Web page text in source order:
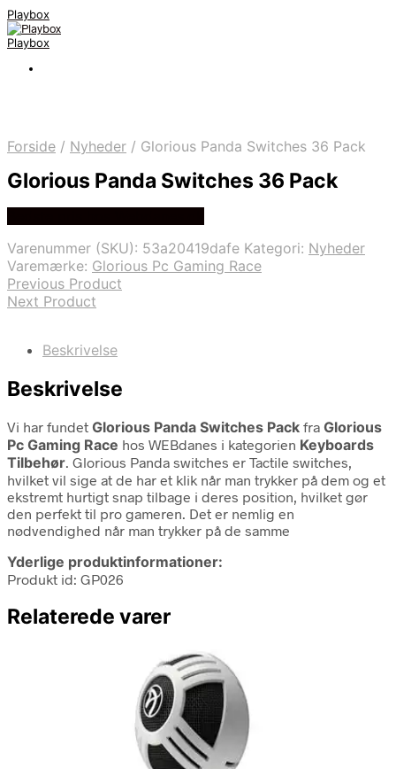
Playbox
Playbox
Forside / Nyheder / Glorious Panda Switches 36 Pack
Glorious Panda Switches 36 Pack
Varenummer (SKU): 53a20419dafe Kategori: Nyheder
Varemærke: Glorious Pc Gaming Race
Previous Product
Next Product
Beskrivelse
Beskrivelse
Vi har fundet Glorious Panda Switches Pack fra Glorious
Pc Gaming Race hos WEBdanes i kategorien Keyboards
Tilbehør. Glorious Panda switches er Tactile switches,
hvilket vil sige at de har et klik når man trykker på dem og et
ekstremt hurtigt snap tilbage i deres position, hvilket gør
den perfekt til pro gameren. Det er nemlig en
nødvendighed når man trykker på de samme
Yderlige produktinformationer:
Produkt id: GP026
Relaterede varer